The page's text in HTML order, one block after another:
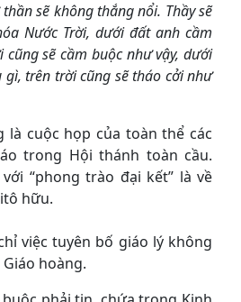
sẽ không thắng nổi. Thầy sẽ
Nước Trời, dưới đất anh cầm
sẽ cầm buộc như vậy, dưới
trên trời cũng sẽ tháo cởi như
là cuộc họp của toàn thể các
trong Hội thánh toàn cầu.
“phong trào đại kết” là về
hữu.
việc tuyên bố giáo lý không
hoàng.